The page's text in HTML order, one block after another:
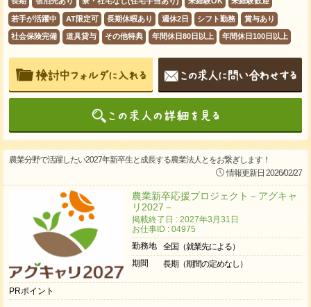
若手が活躍中 AT限定可 長期休暇あり 週休2日 シフト勤務 賞与あり
社会保険完備 道具貸与 その他特典 年間休日80日以上 年間休日100日以上
農業分野で活躍したい2027年新卒生と成長する農業法人とをお繋ぎします！
情報更新日 2026/02/27
農業新卒応援プロジェクト－アグキャ
リ2027－
掲載終了日 : 2027年3月31日
お仕事ID : 04975
勤務地
全国（就業先による）
期間
長期（期間の定めなし）
PRポイント